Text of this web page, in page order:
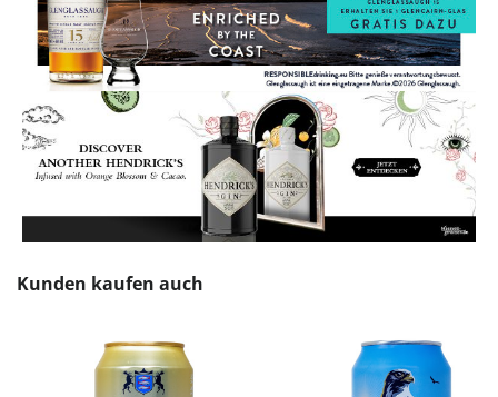
Produktgalerie überspringen
Kunden kaufen auch